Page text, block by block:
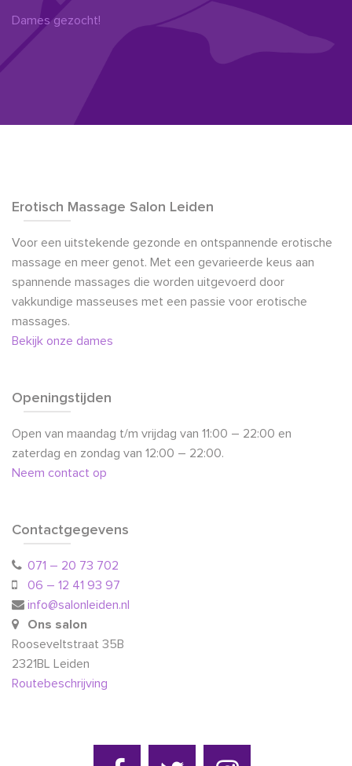
Dames gezocht!
Erotisch Massage Salon Leiden
Voor een uitstekende gezonde en ontspannende erotische
massage en meer genot. Met een gevarieerde keus aan
spannende massages die worden uitgevoerd door
vakkundige masseuses met een passie voor erotische
massages.
Bekijk onze dames
Openingstijden
Open van maandag t/m vrijdag van 11:00 – 22:00 en
zaterdag en zondag van 12:00 – 22:00.
Neem contact op
Contactgegevens
071 – 20 73 702
06 – 12 41 93 97
info@salonleiden.nl
Ons salon
Rooseveltstraat 35B
2321BL Leiden
Routebeschrijving